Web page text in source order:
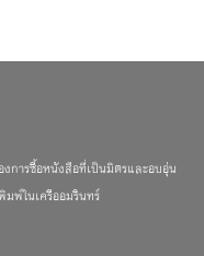
การซื้อหนังสือที่เป็นมิตรและอบอุ่น
พ์ในเครืออมรินทร์